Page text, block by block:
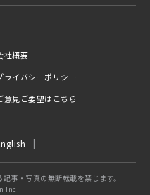
社概要
ライバシーポリシー
意見ご要望はこちら
事・写真の無断転載を禁じます。
Inc.